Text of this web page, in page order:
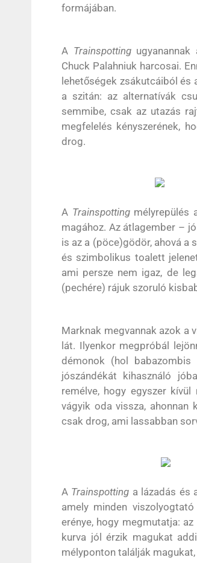
formájában.
A Trainspottingugyanannak
Chuck Palahniuk harcosai.
lehetőségek zsákutcáiból és
a szitán: az alternatívák
semmibe, csak az utazás
megfelelés kényszerének,
drog.
A Trainspottingmélyrepülés
magához. Az átlagember –
is az a (pöce)gödör, ahová a
és szimbolikus toalett
ami persze nem igaz, de
(pechére) rájuk szoruló
Marknak megvannak azok a
lát. Ilyenkor megpróbál
démonok (hol babazombis
jószándékát kihasználó
remélve, hogy egyszer
vágyik oda vissza, ahonnan
csak drog, ami lassabban
A Trainspotting a lázadás és
amely minden
erénye, hogy megmutatja:
kurva jól érzik magukat
mélyponton találják